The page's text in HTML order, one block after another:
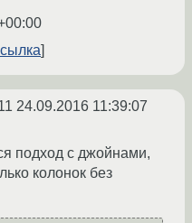
24.09.2016 11:39:07
подход с джойнами,
колонок без